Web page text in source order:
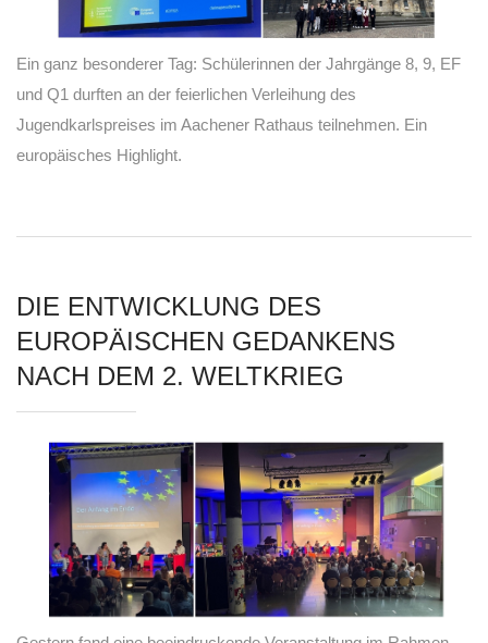
Ein ganz besonderer Tag: Schülerinnen der Jahrgänge 8, 9, EF
und Q1 durften an der feierlichen Verleihung des
Jugendkarlspreises im Aachener Rathaus teilnehmen. Ein
europäisches Highlight.
DIE ENTWICKLUNG DES
EUROPÄISCHEN GEDANKENS
NACH DEM 2. WELTKRIEG